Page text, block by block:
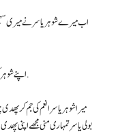
اب میرے شوہر یاسر نے میری سہیلی
اپنے شوہر کو انعم کی پھدی چودتے دیکھ کر میری پھدی نے 3 بار پانی چھوڑ دیا تھا.
میرا شوہر یاسر انعم کی جم کر
بولی یاسر تمہاری منی مجھے